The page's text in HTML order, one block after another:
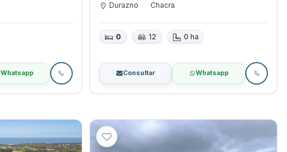
Whatsapp
Durazno Chacra
0 12 0 ha
Consultar Whatsapp